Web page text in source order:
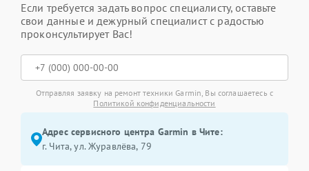
Если требуется задать вопрос специалисту, оставьте
свои данные и дежурный специалист с радостью
проконсультирует Вас!
Отправляя заявку на ремонт техники Garmin, Вы соглашаетесь с
Политикой конфиденциальности
Адрес сервисного центра Garmin в Чите:
г. Чита, ул. Журавлёва, 79